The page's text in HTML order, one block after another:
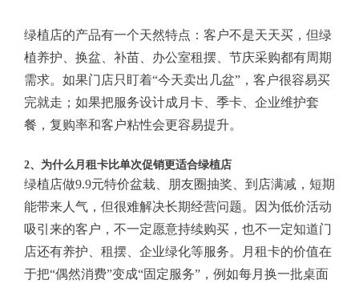
绿植店的产品有一个天然特点：客户不是天天买，但绿
植养护、换盆、补苗、办公室租摆、节庆采购都有周期
需求。如果门店只盯着“今天卖出几盆”，客户很容易买
完就走；如果把服务设计成月卡、季卡、企业维护套
餐，复购率和客户粘性会更容易提升。
2、为什么月租卡比单次促销更适合绿植店
绿植店做9.9元特价盆栽、朋友圈抽奖、到店满减，短期
能带来人气，但很难解决长期经营问题。因为低价活动
吸引来的客户，不一定愿意持续购买，也不一定知道门
店还有养护、租摆、企业绿化等服务。月租卡的价值在
于把“偶然消费”变成“固定服务”，例如每月换一批桌面